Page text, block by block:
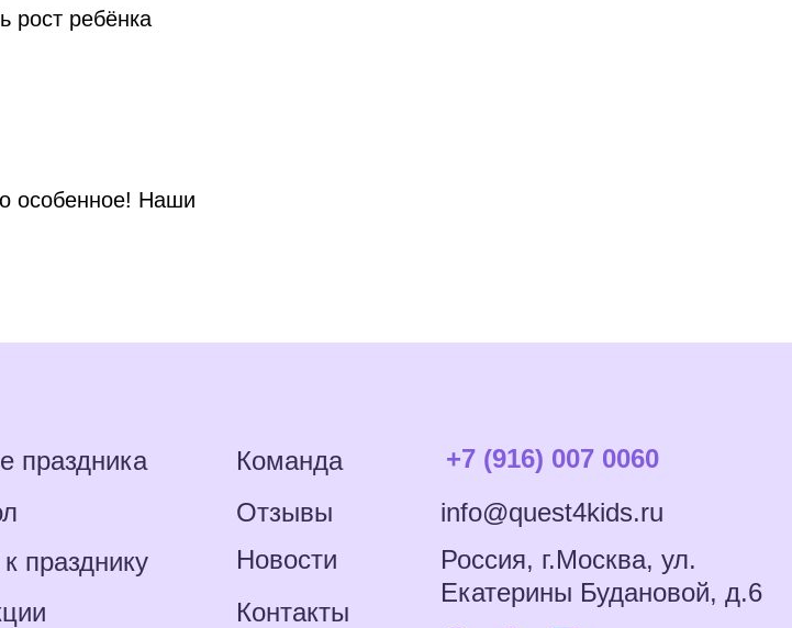
рост ребёнка
особенное! Наши
праздника
празднику
info@quest4kids.ru
+7 (916) 007 0060
Россия, г.Москва, ул.
Екатерины Будановой, д.6
Новости
Отзывы
Команда
Контакты